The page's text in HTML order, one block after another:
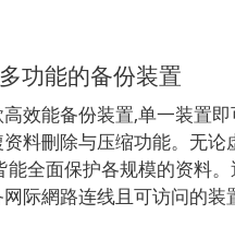
功能的备份装置
效能备份装置,单一装置
料刪除与压缩功能。无论
能全面保护各规模的资料
际網路连线且可访问的